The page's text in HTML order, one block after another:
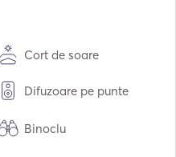
Cort de soare
Difuzoare pe punte
Binoclu